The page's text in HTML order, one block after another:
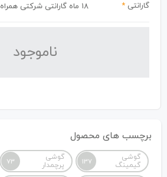
گارانتی * 18 ماه گارانتی شرکتی همراه با کد رجیستری
نا‌موجود
برچسب های محصول
گوشی
گیمینگ
137
گوشی
پرچمدار
73